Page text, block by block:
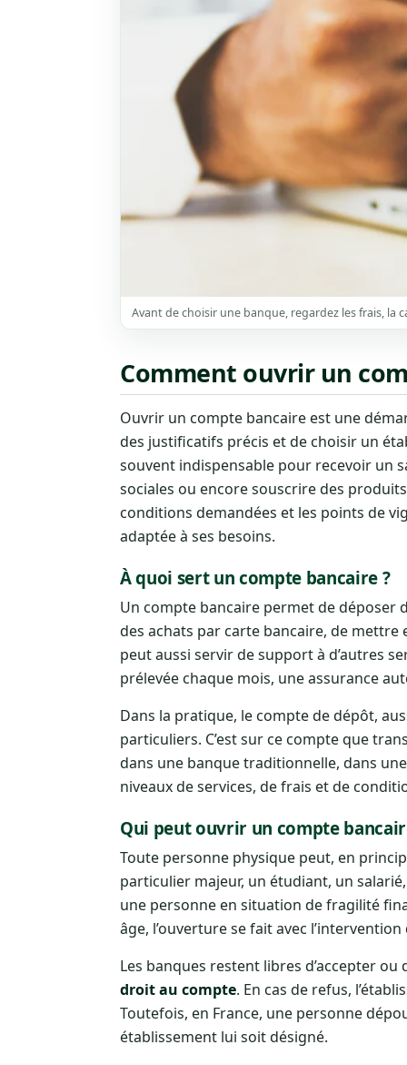
Avant de choisir une banque, regardez les frais, la
Comment ouvrir un
Ouvrir un compte bancaire est une
des justificatifs précis et de choisir un
souvent indispensable pour recevoir un
sociales ou encore souscrire des
conditions demandées et les points de
adaptée à ses besoins.
À quoi sert un compte bancaire ?
Un compte bancaire permet de déposer
des achats par carte bancaire, de
peut aussi servir de support à d’autres
prélevée chaque mois, une assurance
Dans la pratique, le compte de dépôt,
particuliers. C’est sur ce compte que
dans une banque traditionnelle, dans
niveaux de services, de frais et de
Qui peut ouvrir un compte
Toute personne physique peut, en
particulier majeur, un étudiant, un
une personne en situation de fragilité
âge, l’ouverture se fait avec
Les banques restent libres d’accepter
droit au compte. En cas de refus,
Toutefois, en France, une personne
établissement lui soit désigné.